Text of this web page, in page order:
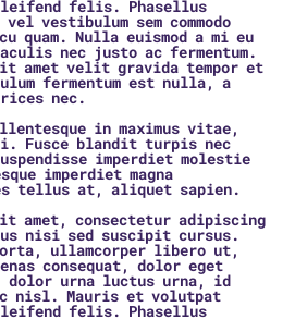
felis. Phasellus
vestibulum sem commodo
quam. Nulla euismod a mi eu
nec justo ac fermentum.
amet velit gravida tempor et
fermentum est nulla, a
nec.
in maximus vitae,
Fusce blandit turpis nec
imperdiet molestie
imperdiet magna
tellus at, aliquet sapien.
amet, consectetur adipiscing
nisi sed suscipit cursus.
ullamcorper libero ut,
consequat, dolor eget
dolor urna luctus urna, id
nisl. Mauris et volutpat
felis. Phasellus